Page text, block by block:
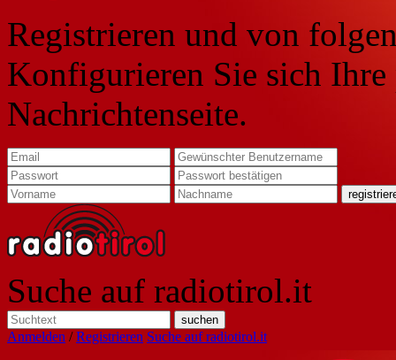
Registrieren und von
Konfigurieren Sie sich
Nachrichtenseite.
Suche auf radiotirol.it
Anmelden /Registrieren Suche auf radiotirol.it